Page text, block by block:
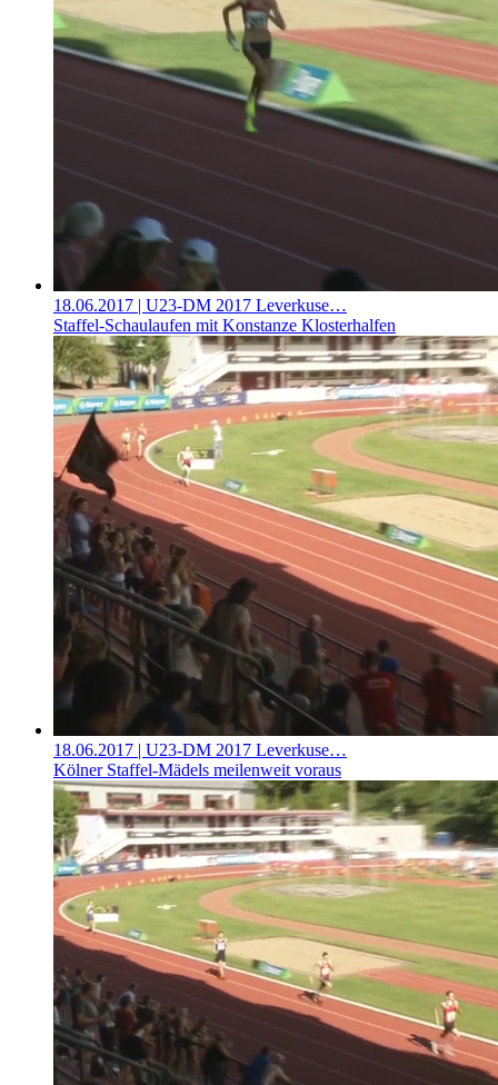
18.06.2017 | U23-DM 2017 Leverkuse…
Staffel-Schaulaufen mit Konstanze Klosterhalfen
18.06.2017 | U23-DM 2017 Leverkuse…
Kölner Staffel-Mädels meilenweit voraus